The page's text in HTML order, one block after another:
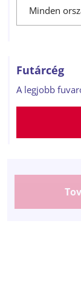
Futárcég
A legjobb